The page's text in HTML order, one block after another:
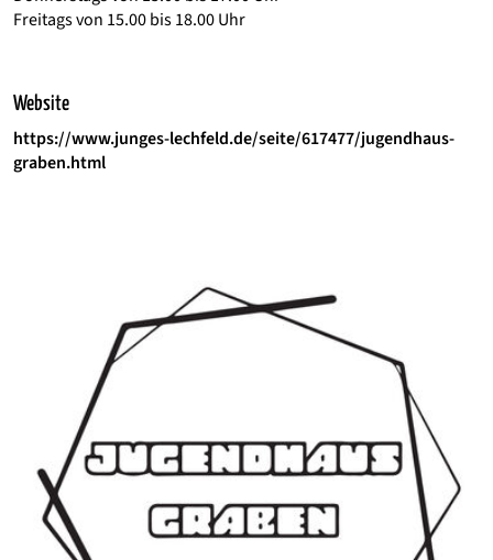
Freitags von 15.00 bis 18.00 Uhr
Website
https://www.junges-lechfeld.de/seite/617477/jugendhaus-
graben.html